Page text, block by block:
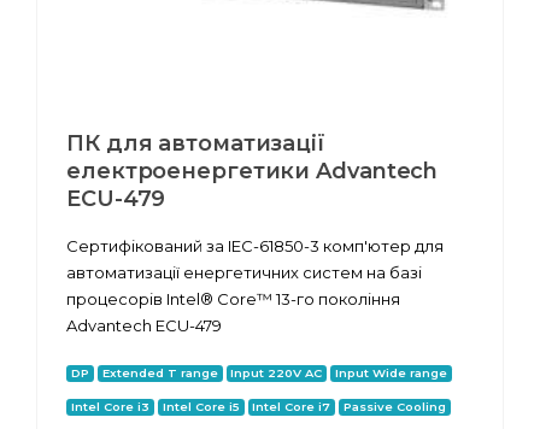
ПК для автоматизації
електроенергетики Advantech
ECU-479
Сертифікований за IEC-61850-3 комп'ютер для
автоматизації енергетичних систем на базі
процесорів Intel® Core™ 13-го покоління
Advantech ECU-479
DP Extended T range Input 220V AC Input Wide range
Intel Core i3 Intel Core i5 Intel Core i7 Passive Cooling